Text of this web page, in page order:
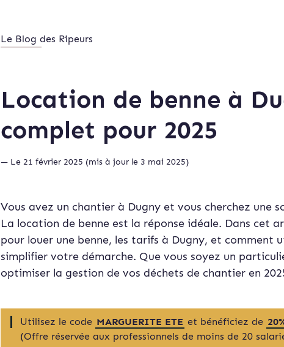
Le Blog des Ripeurs
Location de benne à
complet pour 2025
— Le 21 février 2025 (mis à jour le 3 mai 2025)
Vous avez un chantier à Dugny et vous cherchez une
La location de benne est la réponse idéale. Dans cet
pour louer une benne, les tarifs à Dugny, et comment
simplifier votre démarche. Que vous soyez un
optimiser la gestion de vos déchets de chantier en
Utilisez le code MARGUERITE ETE et bénéficiez de
(Offre réservée aux professionnels de moins de 20